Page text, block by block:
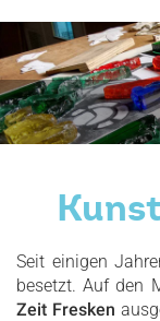
Vanessa Treney
Seit einigen
besetzt. Auf den
Zeit Fresken